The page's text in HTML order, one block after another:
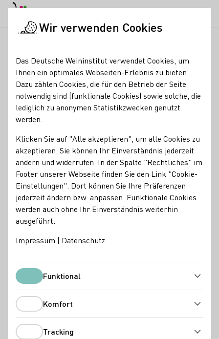
Art of Wine
Vom einfachen Tischwein bis zum Grand Cru aus
Frankreich oder z.B. Opus One aus Kalifornien finden Sie
genussreich macht. Deutsche Weine, z.B. unsere
Eigenmarke FRUCHT PoTT bilden einen Schwerpunkt.
Handel
Das könnte Sie auch interessieren
44229 Dortmund-Kirchhörde
Deutschland
InstagramFacebookTelefonnummer
Zur Website
Wir verwenden Cookies
Das Deutsche Weininstitut verwendet Cookies, um
Ihnen ein optimales Webseiten-Erlebnis zu bieten.
Dazu zählen Cookies, die für den Betrieb der Seite
notwendig sind (funktionale Cookies) sowie solche, die
lediglich zu anonymen Statistikzwecken genutzt
werden.
Klicken Sie auf "Alle akzeptieren", um alle Cookies zu
akzeptieren. Sie können Ihr Einverständnis jederzeit
ändern und widerrufen. In der Spalte "Rechtliches" im
Footer unserer Webseite finden Sie den Link "Cookie-
Einstellungen". Dort können Sie Ihre Präferenzen
jederzeit ändern bzw. anpassen. Funktionale Cookies
werden auch ohne Ihr Einverständnis weiterhin
ausgeführt.
Impressum | Datenschutz
FunktionalFunktional
Komfort
Tracking